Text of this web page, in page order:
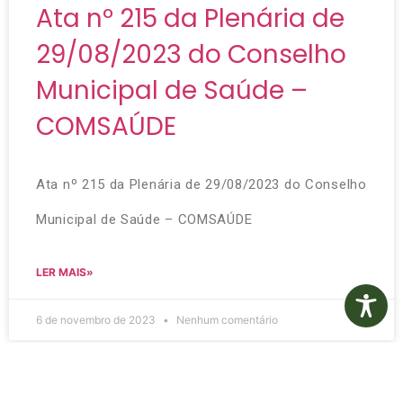
Ata nº 215 da Plenária de
29/08/2023 do Conselho
Municipal de Saúde –
COMSAÚDE
Ata nº 215 da Plenária de 29/08/2023 do Conselho
Municipal de Saúde – COMSAÚDE
LER MAIS»
6 de novembro de 2023 Nenhum comentário